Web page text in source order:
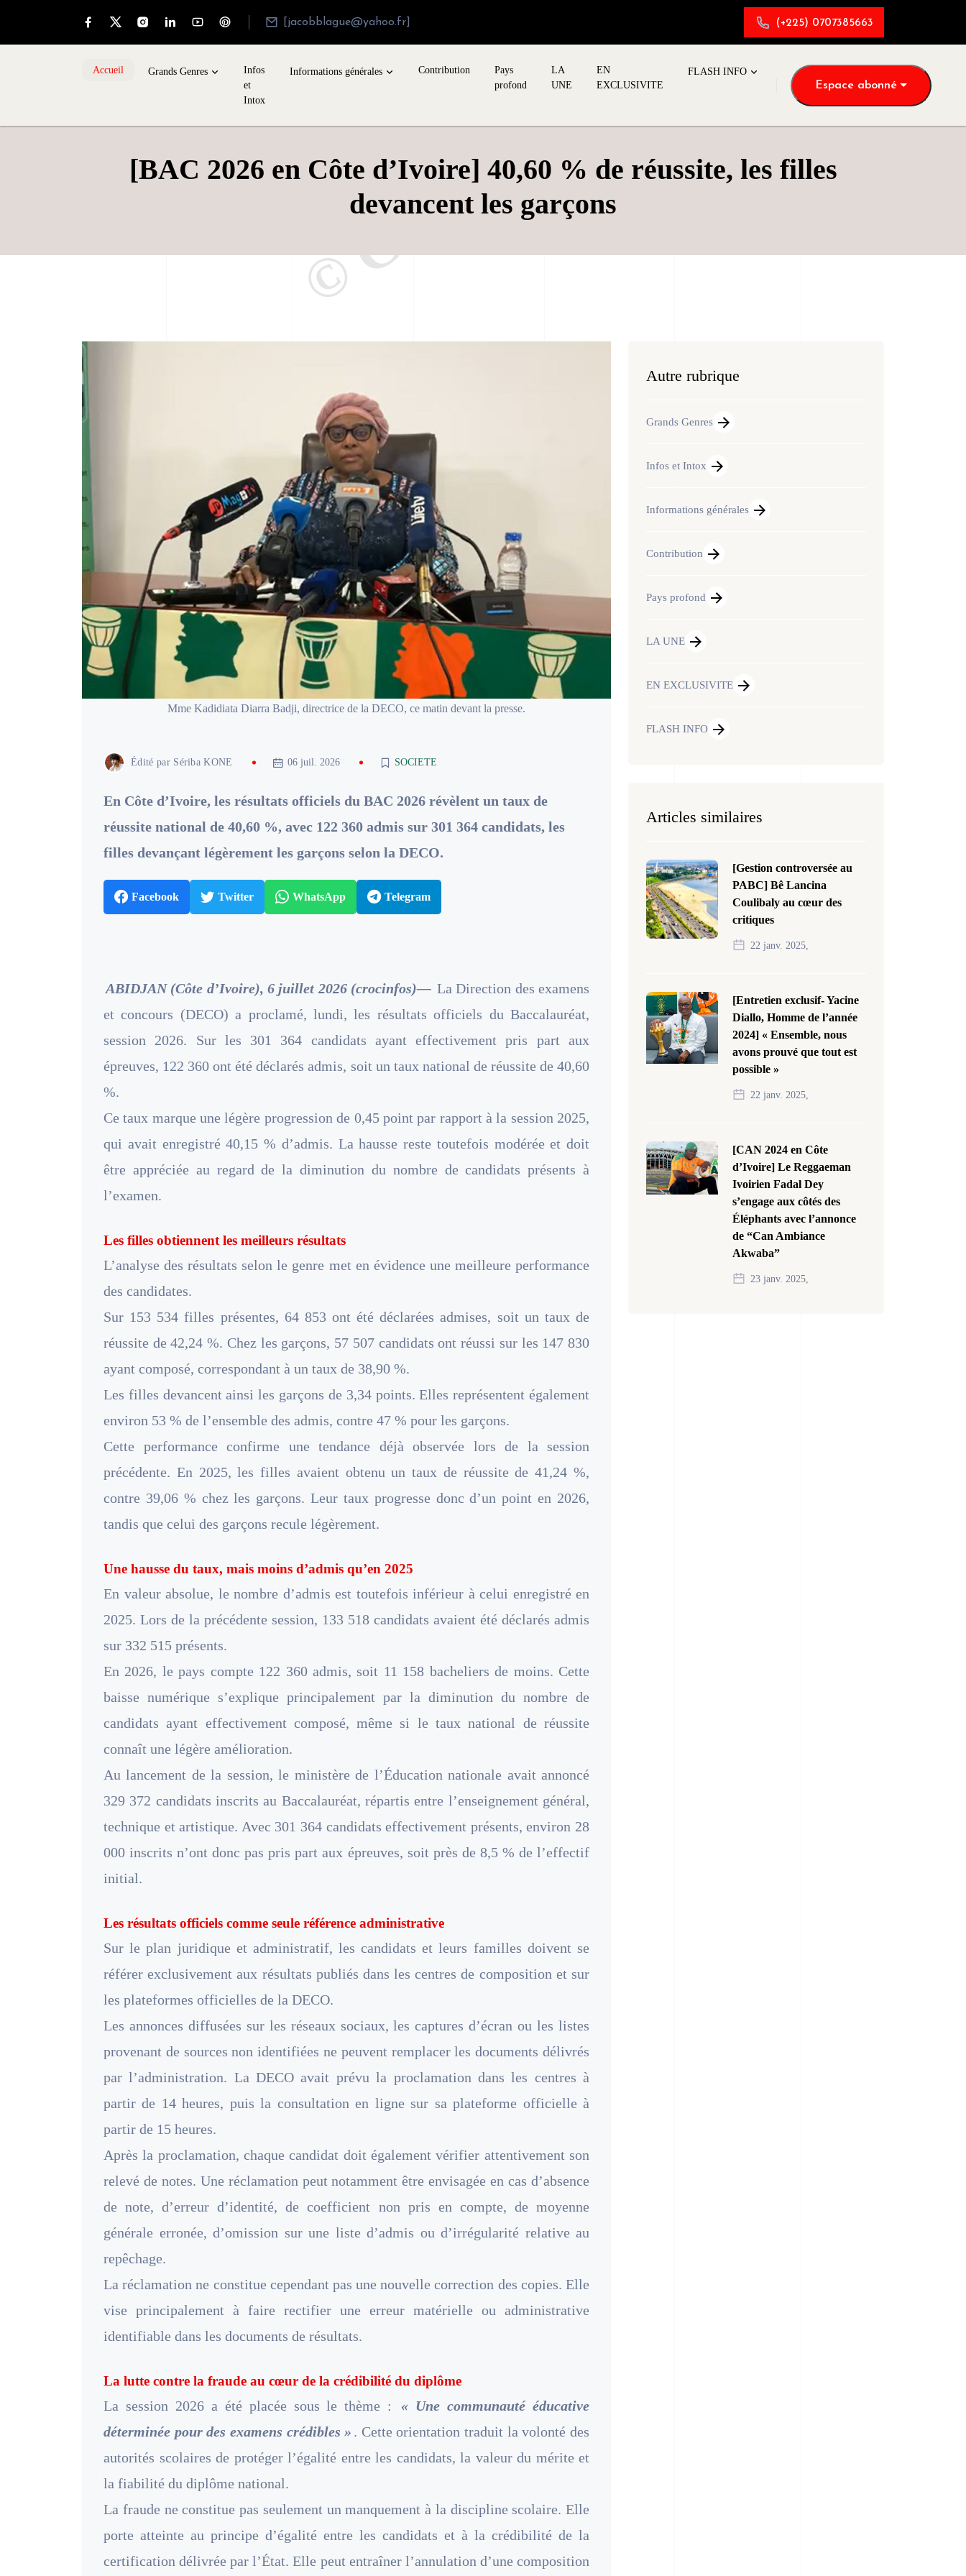
[jacobblague@yahoo.fr] (+225) 0707385663
Accueil Grands Genres
Infos
et
Intox
Informations générales Contribution
Pays
profond
LA
UNE
EN
EXCLUSIVITE
FLASH INFO
Espace abonné
[BAC 2026 en Côte d’Ivoire] 40,60 % de réussite, les filles
devancent les garçons
Mme Kadidiata Diarra Badji, directrice de la DECO, ce matin devant la presse.
Édité par Sériba KONE 06 juil. 2026 SOCIETE
En Côte d’Ivoire, les résultats officiels du BAC 2026 révèlent un taux de
réussite national de 40,60 %, avec 122 360 admis sur 301 364 candidats, les
filles devançant légèrement les garçons selon la DECO.
Facebook Twitter WhatsApp Telegram
ABIDJAN (Côte d’Ivoire), 6 juillet 2026 (crocinfos)— La Direction des examens
et concours (DECO) a proclamé, lundi, les résultats officiels du Baccalauréat,
session 2026. Sur les 301 364 candidats ayant effectivement pris part aux
épreuves, 122 360 ont été déclarés admis, soit un taux national de réussite de 40,60
%.
Ce taux marque une légère progression de 0,45 point par rapport à la session 2025,
qui avait enregistré 40,15 % d’admis. La hausse reste toutefois modérée et doit
être appréciée au regard de la diminution du nombre de candidats présents à
l’examen.
Les filles obtiennent les meilleurs résultats
L’analyse des résultats selon le genre met en évidence une meilleure performance
des candidates.
Sur 153 534 filles présentes, 64 853 ont été déclarées admises, soit un taux de
réussite de 42,24 %. Chez les garçons, 57 507 candidats ont réussi sur les 147 830
ayant composé, correspondant à un taux de 38,90 %.
Les filles devancent ainsi les garçons de 3,34 points. Elles représentent également
environ 53 % de l’ensemble des admis, contre 47 % pour les garçons.
Cette performance confirme une tendance déjà observée lors de la session
précédente. En 2025, les filles avaient obtenu un taux de réussite de 41,24 %,
contre 39,06 % chez les garçons. Leur taux progresse donc d’un point en 2026,
tandis que celui des garçons recule légèrement.
Une hausse du taux, mais moins d’admis qu’en 2025
En valeur absolue, le nombre d’admis est toutefois inférieur à celui enregistré en
2025. Lors de la précédente session, 133 518 candidats avaient été déclarés admis
sur 332 515 présents.
En 2026, le pays compte 122 360 admis, soit 11 158 bacheliers de moins. Cette
baisse numérique s’explique principalement par la diminution du nombre de
candidats ayant effectivement composé, même si le taux national de réussite
connaît une légère amélioration.
Au lancement de la session, le ministère de l’Éducation nationale avait annoncé
329 372 candidats inscrits au Baccalauréat, répartis entre l’enseignement général,
technique et artistique. Avec 301 364 candidats effectivement présents, environ 28
000 inscrits n’ont donc pas pris part aux épreuves, soit près de 8,5 % de l’effectif
initial.
Les résultats officiels comme seule référence administrative
Sur le plan juridique et administratif, les candidats et leurs familles doivent se
référer exclusivement aux résultats publiés dans les centres de composition et sur
les plateformes officielles de la DECO.
Les annonces diffusées sur les réseaux sociaux, les captures d’écran ou les listes
provenant de sources non identifiées ne peuvent remplacer les documents délivrés
par l’administration. La DECO avait prévu la proclamation dans les centres à
partir de 14 heures, puis la consultation en ligne sur sa plateforme officielle à
partir de 15 heures.
Après la proclamation, chaque candidat doit également vérifier attentivement son
relevé de notes. Une réclamation peut notamment être envisagée en cas d’absence
de note, d’erreur d’identité, de coefficient non pris en compte, de moyenne
générale erronée, d’omission sur une liste d’admis ou d’irrégularité relative au
repêchage.
La réclamation ne constitue cependant pas une nouvelle correction des copies. Elle
vise principalement à faire rectifier une erreur matérielle ou administrative
identifiable dans les documents de résultats.
La lutte contre la fraude au cœur de la crédibilité du diplôme
La session 2026 a été placée sous le thème :
« Une communauté éducative
déterminée pour des examens crédibles » . Cette orientation traduit la volonté des
autorités scolaires de protéger l’égalité entre les candidats, la valeur du mérite et
la fiabilité du diplôme national.
La fraude ne constitue pas seulement un manquement à la discipline scolaire. Elle
porte atteinte au principe d’égalité entre les candidats et à la crédibilité de la
certification délivrée par l’État. Elle peut entraîner l’annulation d’une composition
Autre rubrique
Grands Genres
Infos et Intox
Informations générales
Contribution
Pays profond
LA UNE
EN EXCLUSIVITE
FLASH INFO
Articles similaires
[Gestion controversée au
PABC] Bê Lancina
Coulibaly au cœur des
critiques
22 janv. 2025,
[Entretien exclusif- Yacine
Diallo, Homme de l’année
2024] « Ensemble, nous
avons prouvé que tout est
possible »
22 janv. 2025,
[CAN 2024 en Côte
d’Ivoire] Le Reggaeman
Ivoirien Fadal Dey
s’engage aux côtés des
Éléphants avec l’annonce
de “Can Ambiance
Akwaba”
23 janv. 2025,